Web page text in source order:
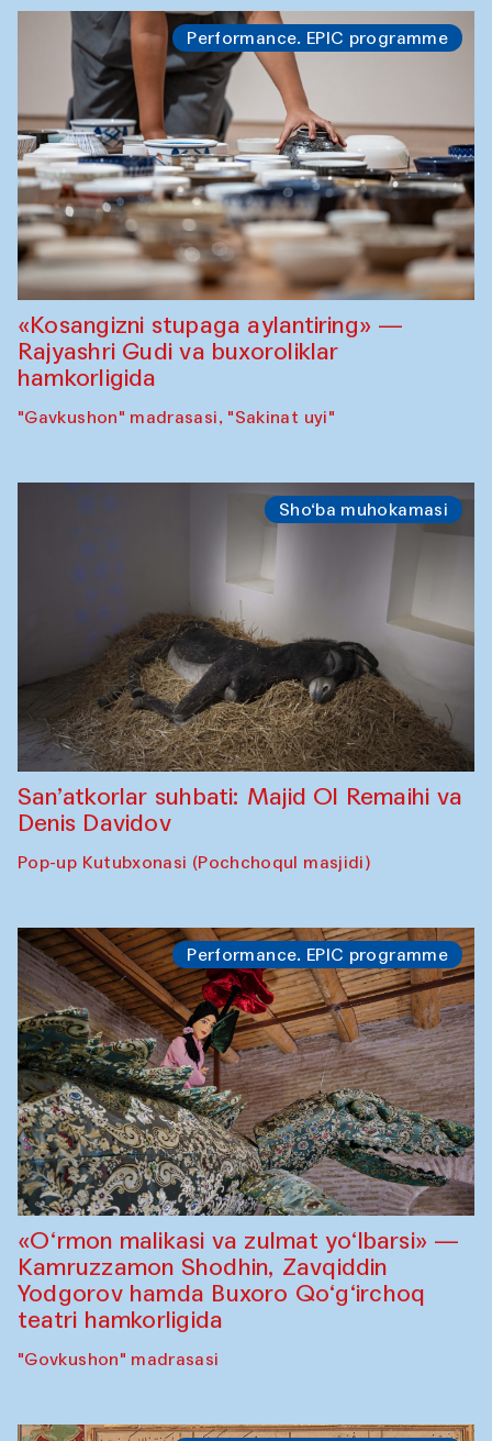
Performance. EPIC programme
«Kosangizni stupaga aylantiring» —
Rajyashri Gudi va buxoroliklar
hamkorligida
"Gavkushon" madrasasi, "Sakinat uyi"
Sho‘ba muhokamasi
San’atkorlar suhbati: Majid Ol Remaihi va
Denis Davidov
Pop-up Kutubxonasi (Pochchoqul masjidi)
Performance. EPIC programme
«O‘rmon malikasi va zulmat yo‘lbarsi» —
Kamruzzamon Shodhin, Zavqiddin
Yodgorov hamda Buxoro Qo‘g‘irchoq
teatri hamkorligida
"Govkushon" madrasasi